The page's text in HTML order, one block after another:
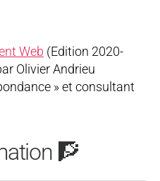
Web (Edition 2020-
Olivier Andrieu
» et consultant
🧗